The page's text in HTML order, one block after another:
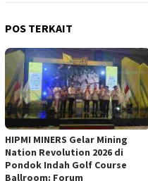
POS TERKAIT
HIPMI MINERS Gelar Mining
Nation Revolution 2026 di
Pondok Indah Golf Course
Ballroom: Forum